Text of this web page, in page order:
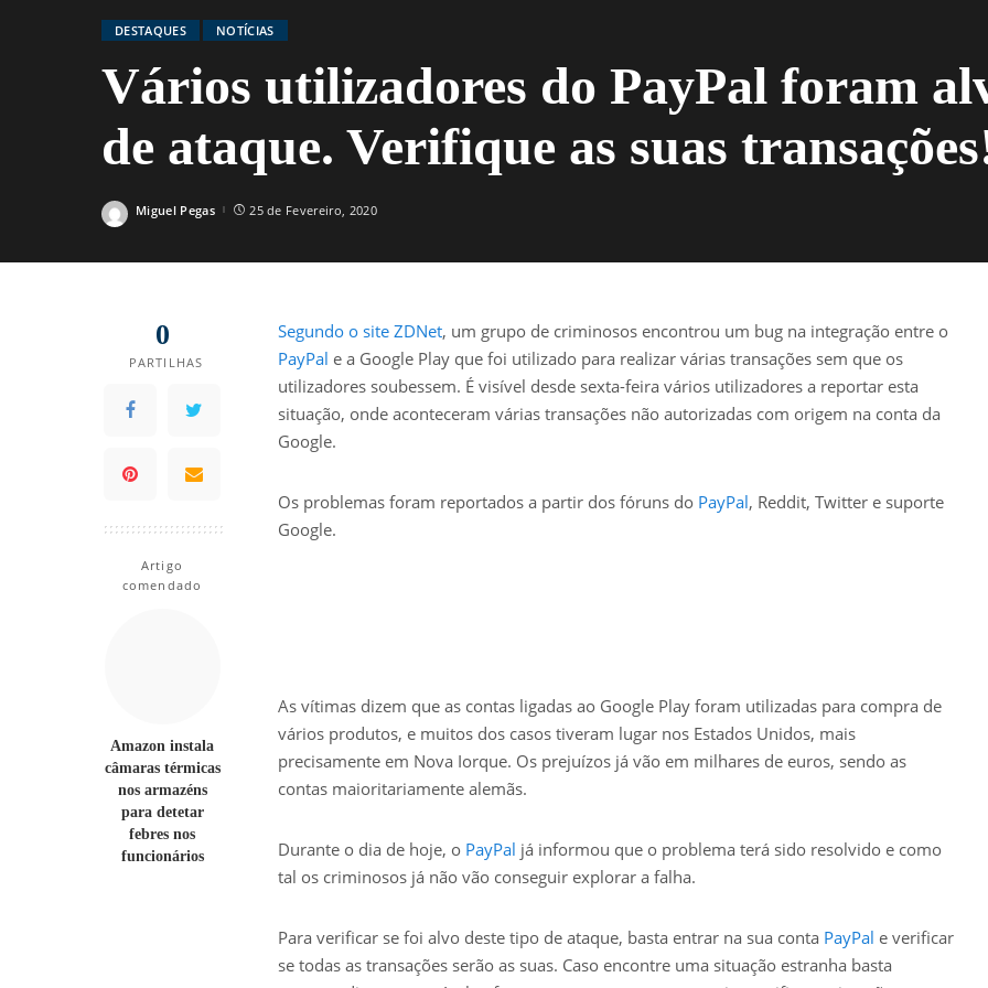
DESTAQUES NOTÍCIAS
Vários utilizadores do PayPal foram
de ataque. Verifique as suas
Posted
Miguel Pegas 25 de Fevereiro, 2020
0
PARTILHAS
Artigo
comendado
Amazon instala
câmaras térmicas
nos armazéns
para detetar
febres nos
funcionários
Segundo o site ZDNet, um grupo de criminosos encontrou um bug na integração entre o
PayPal e a Google Play que foi utilizado para realizar várias transações sem que os
utilizadores soubessem. É visível desde sexta-feira vários utilizadores a reportar esta
situação, onde aconteceram várias transações não autorizadas com origem na conta da
Google.
Os problemas foram reportados a partir dos fóruns do PayPal, Reddit, Twitter e suporte
Google.
As vítimas dizem que as contas ligadas ao Google Play foram utilizadas para compra de
vários produtos, e muitos dos casos tiveram lugar nos Estados Unidos, mais
precisamente em Nova Iorque. Os prejuízos já vão em milhares de euros, sendo as
contas maioritariamente alemãs.
Durante o dia de hoje, o PayPal já informou que o problema terá sido resolvido e como
tal os criminosos já não vão conseguir explorar a falha.
Para verificar se foi alvo deste tipo de ataque, basta entrar na sua conta PayPal e verificar
se todas as transações serão as suas. Caso encontre uma situação estranha basta